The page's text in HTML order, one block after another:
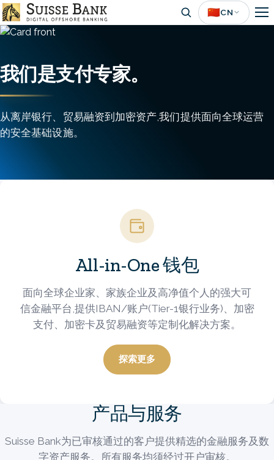
Skip
to
main
🇨🇳CN
我们是支付专家。
从离岸银行、贸易融资到加密资产,我们提供面向全球运营
的安全基础设施。
Image
Image
All-in-One 钱包
面向全球企业家、家族企业及高净值个人的强大可
信金融平台,提供IBAN/账户(Tier-1银行业务)、加密
支付、加密卡及贸易融资等定制化解决方案。
探索更多
产品与服务
Suisse Bank为已审核通过的客户提供精选的金融服务及数
字资产服务。所有服务均须经过开户审核。